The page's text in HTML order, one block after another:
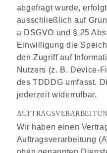
abgefragt wurde,
ausschließlich auf
a DSGVO und § 25
Einwilligung die
den Zugriff auf
Nutzers (z. B. Device-
des TDDDG umfasst.
jederzeit widerrufbar.
Wir haben einen
Auftragsverarbeitung